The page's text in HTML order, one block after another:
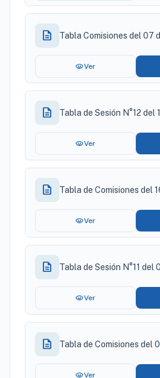
description Tabla Comisiones del 07
visibilityVer
description Tabla de Sesión N°12 del
visibilityVer
description Tabla de Comisiones del
visibilityVer
description Tabla de Sesión N°11 del
visibilityVer
description Tabla de Comisiones del
visibilityVer